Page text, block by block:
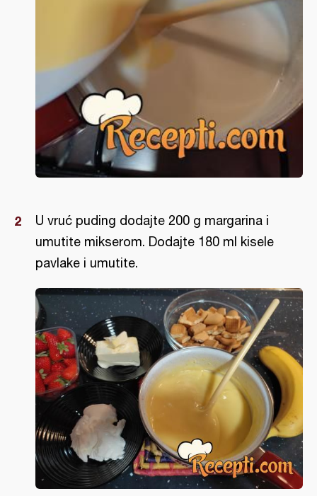
U vruć puding dodajte 200 g margarina i
umutite mikserom. Dodajte 180 ml kisele
pavlake i umutite.